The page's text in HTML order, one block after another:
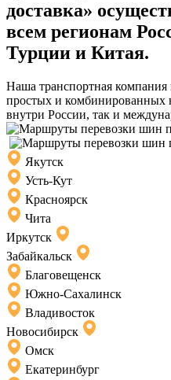
доставка»
всем регионам
Турции и Китая.
Наша транспортная
простых и комбинированных
внутри России, так и
Якутск
Усть-Кут
Красноярск
Чита
Иркутск
Забайкальск
Благовещенск
Южно-Сахалинск
Владивосток
Новосибирск
Омск
Екатеринбург